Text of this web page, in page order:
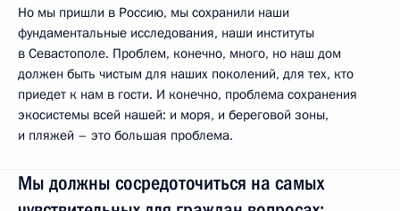
Но мы пришли в Россию, мы сохранили наши
фундаментальные исследования, наши институты
в Севастополе. Проблем, конечно, много, но наш дом
должен быть чистым для наших поколений, для тех, кто
приедет к нам в гости. И конечно, проблема сохранения
экосистемы всей нашей: и моря, и береговой зоны,
и пляжей – это большая проблема.
Мы должны сосредоточиться на самых